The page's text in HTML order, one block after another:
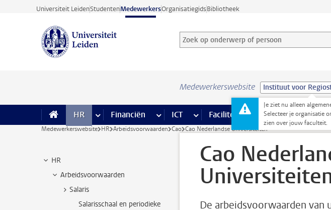
Ga direct naar de inhoud
Universiteit LeidenStudentenMedewerkersOrganisatiegidsBibliotheek
Zoek op onderwerp of persoon en selecteer
Zoekterm
Medewerkerswebsite Instituut voor
Je ziet nu alleen
Selecteer je organisatie
zien over jouw faculteit.
HR meer HR pagina’s
Financiën meer Financiën pagina’s
ICT meer ICT pagina’s
Faciliteiten meer Faciliteiten
Onderwijs
Medewerkerswebsite HR Arbeidsvoorwaarden Cao Cao Nederlandse Universiteiten
HR
Arbeidsvoorwaarden
Salaris
Salarisschaal en periodieke
Cao
De arbeidsvoorwaarden van